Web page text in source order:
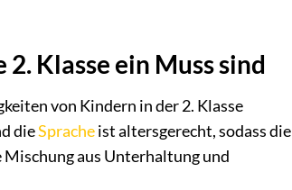
Klasse ein Muss sind
von Kindern in der 2. Klasse
dieSpracheist altersgerecht, sodass die
aus Unterhaltung und